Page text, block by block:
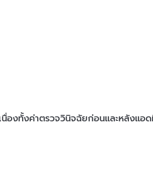
องทั้งค่าตรวจวินิจฉัยก่อนและหลังแอ